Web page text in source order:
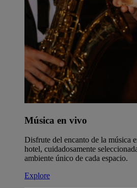
Música en vivo
Disfrute del encanto de la música
hotel, cuidadosamente
ambiente único de cada espacio.
Explore